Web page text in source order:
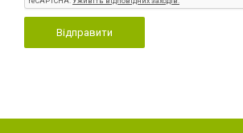
Відправити